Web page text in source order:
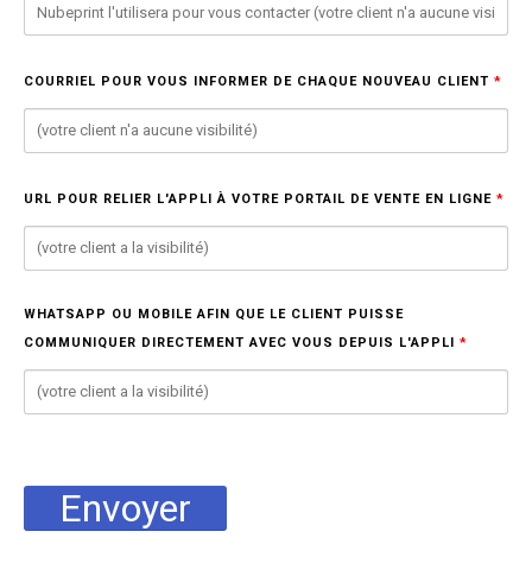
COURRIEL POUR VOUS INFORMER DE CHAQUE NOUVEAU CLIENT *
URL POUR RELIER L'APPLI À VOTRE PORTAIL DE VENTE EN LIGNE *
WHATSAPP OU MOBILE AFIN QUE LE CLIENT PUISSE
COMMUNIQUER DIRECTEMENT AVEC VOUS DEPUIS L'APPLI *